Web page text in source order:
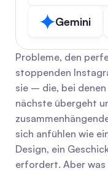
Gemini
Probleme, den
stoppenden
sie – die, bei
nächste übergeht
sich anfühlen wie
Design, ein
erfordert. Aber was